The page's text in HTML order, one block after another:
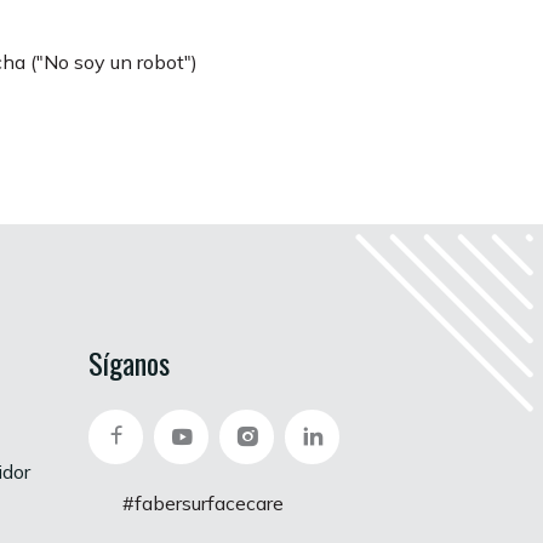
("No soy un robot")
Síganos
#fabersurfacecare